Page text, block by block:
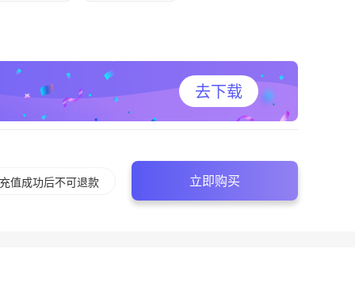
去下载
充值成功后不可退款 立即购买